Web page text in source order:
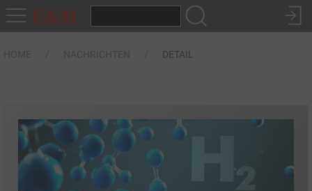
DETAIL